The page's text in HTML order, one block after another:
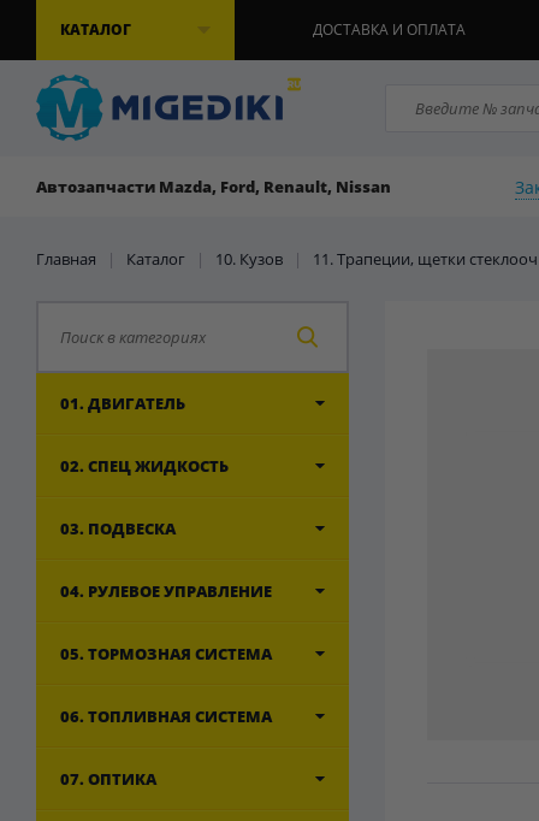
КАТАЛОГ ДОСТАВКА И ОПЛАТА
Автозапчасти Mazda, Ford, Renault, Nissan
Главная | Каталог | 10. Кузов | 11. Трапеции, щетки
01. ДВИГАТЕЛЬ
02. СПЕЦ ЖИДКОСТЬ
03. ПОДВЕСКА
04. РУЛЕВОЕ УПРАВЛЕНИЕ
05. ТОРМОЗНАЯ СИСТЕМА
06. ТОПЛИВНАЯ СИСТЕМА
07. ОПТИКА